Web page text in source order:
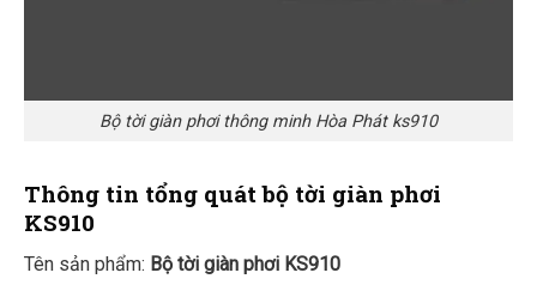
Bộ tời giàn phơi thông minh Hòa Phát ks910
Thông tin tổng quát bộ tời giàn phơi
KS910
Tên sản phẩm: Bộ tời giàn phơi KS910